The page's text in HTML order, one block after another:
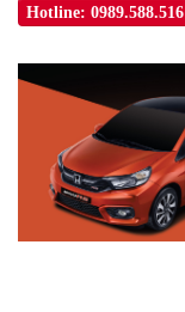
Hotline: 0989.588.516